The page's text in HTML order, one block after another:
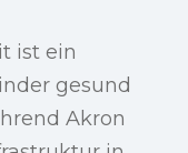
ist ein
gesund
Akron